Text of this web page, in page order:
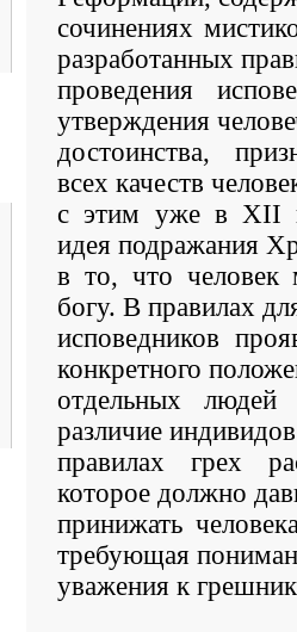
сочинениях
разработанных
проведения
утверждения
достоинства,
всех качеств
с этим уже в XII
идея подражания
в то, что человек
богу. В правилах
исповедников
конкретного
отдельных людей
различие
правилах грех
которое должно
принижать
требующая
уважения к